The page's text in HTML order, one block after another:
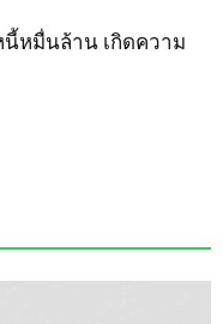
หนี้หมื่นล้าน เกิดความ